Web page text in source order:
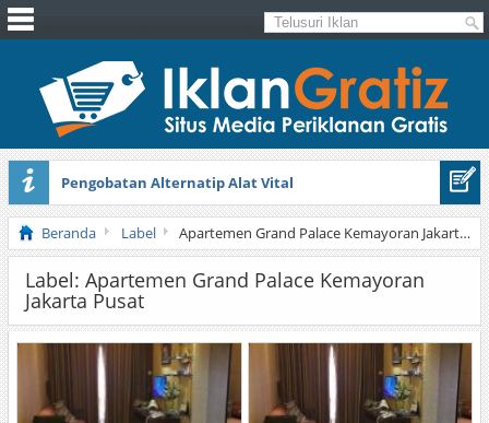
Pengobatan Alternatip Alat Vital
Pita Cantik Pesona
Beranda Label Apartemen Grand Palace Kemayoran Jakarta Pusat
Label: Apartemen Grand Palace Kemayoran
Jakarta Pusat